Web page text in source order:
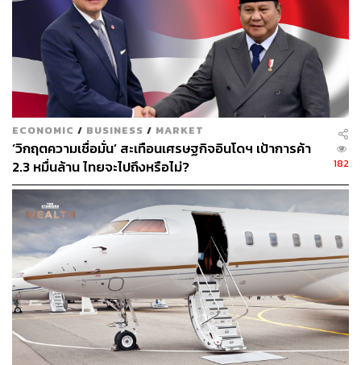
ECONOMIC / BUSINESS / MARKET
‘วิกฤตความเชื่อมั่น’ สะเทือนเศรษฐกิจอินโดฯ เป้าการค้า
2.3 หมื่นล้าน ไทยจะไปถึงหรือไม่?
182